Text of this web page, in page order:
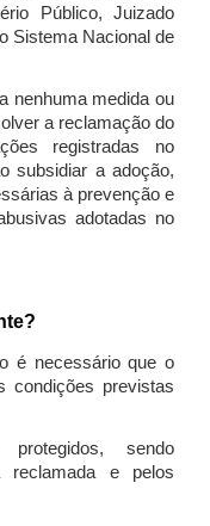
Público, Juizado
Sistema Nacional de
nenhuma medida ou
a reclamação do
registradas no
subsidiar a adoção,
à prevenção e
adotadas no
é necessário que o
condições previstas
sendo
reclamada e pelos